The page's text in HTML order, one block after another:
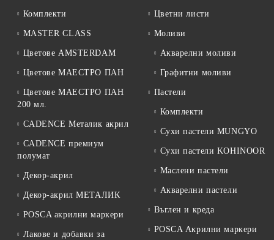
Комплекти
MASTER CLASS
Цветове AMSTERDAM
Цветове МАЕСТРО ПАН
Цветове МАЕСТРО ПАН
200 мл.
CADENCE Металик акрил
CADENCE премиум
полумат
Декор-акрил
Декор-акрил МЕТАЛИК
POSCA акрилни маркери
Лакове и добавки за
Цветни листи
Моливи
Акварелни моливи
Графитни моливи
Пастели
Комплекти
Сухи пастели MUNGYO
Сухи пастели KOHINOOR
Маслени пастели
Акварелни пастели
Въглен и креда
POSCA Акрилни маркери